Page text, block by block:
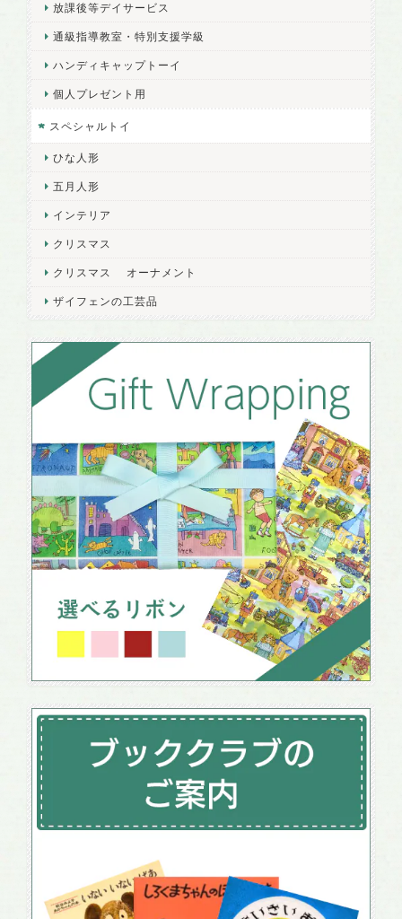
放課後等デイサービス
通級指導教室・特別支援学級
ハンディキャップトーイ
個人プレゼント用
スペシャルトイ
ひな人形
五月人形
インテリア
クリスマス
クリスマス オーナメント
ザイフェンの工芸品